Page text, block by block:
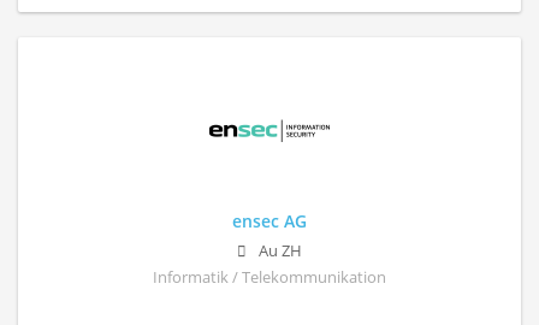
ensec AG
Au ZH
Informatik / Telekommunikation